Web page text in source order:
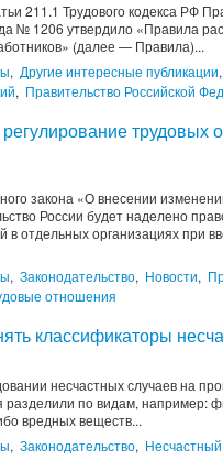
211.1 Трудового кодекса РФ
№ 1206 утвердило «Правила
(далее — Правила)...
, Другие интересные публикации,
, Правительство Российской
закона «О внесении
России будет наделено
в отдельных организациях при
, Законодательство, Новости,
отношения
классификаторы
несчастных случаев на
по видам, например:
вредных веществ...
, Законодательство,